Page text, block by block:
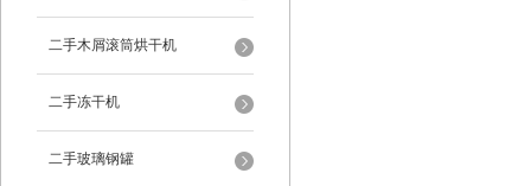
二手木屑滚筒烘干机
二手冻干机
二手玻璃钢罐